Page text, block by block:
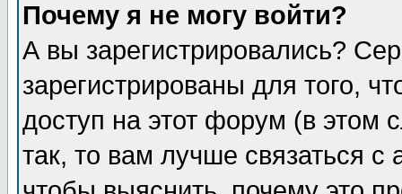
Почему я не могу войти?
А вы зарегистрировались?
зарегистрированы для того,
доступ на этот форум (в этом
так, то вам лучше связаться